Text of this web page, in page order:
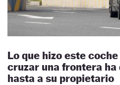
Lo que hizo este
cruzar una frontera ha
hasta a su propietario